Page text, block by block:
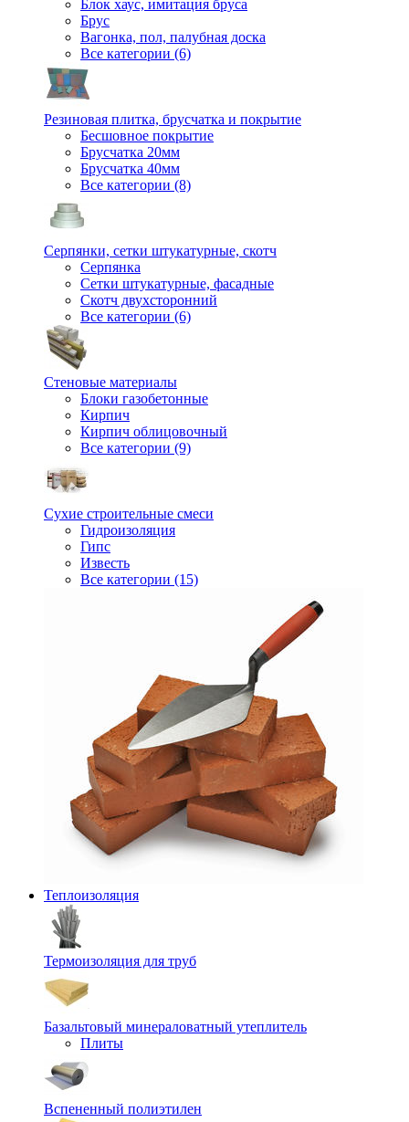
Блок хаус, имитация бруса
Брус
Вагонка, пол, палубная доска
Все категории (6)
Резиновая плитка, брусчатка и покрытие
Бесшовное покрытие
Брусчатка 20мм
Брусчатка 40мм
Все категории (8)
Серпянки, сетки штукатурные, скотч
Серпянка
Сетки штукатурные, фасадные
Скотч двухсторонний
Все категории (6)
Стеновые материалы
Блоки газобетонные
Кирпич
Кирпич облицовочный
Все категории (9)
Сухие строительные смеси
Гидроизоляция
Гипс
Известь
Все категории (15)
Теплоизоляция
Термоизоляция для труб
Базальтовый минераловатный утеплитель
Плиты
Вспененный полиэтилен